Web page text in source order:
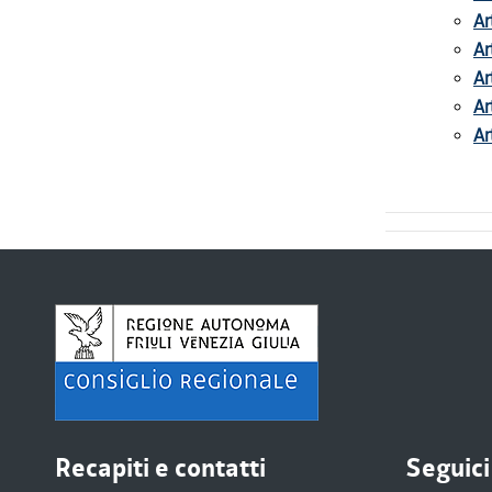
Recapiti e contatti